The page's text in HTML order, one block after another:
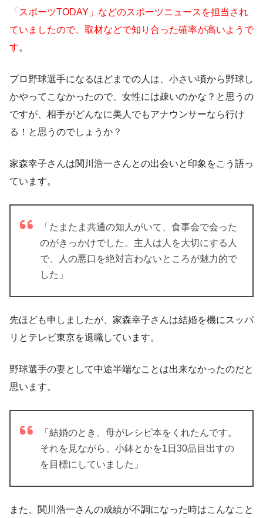
「スポーツTODAY」などのスポーツニュースを担当され
ていましたので、取材などで知り合った確率が高いようで
す。
プロ野球選手になるほどまでの人は、小さい頃から野球し
かやってこなかったので、女性には疎いのかな？と思うの
ですが、相手がどんなに美人でもアナウンサーなら行け
る！と思うのでしょうか？
家森幸子さんは関川浩一さんとの出会いと印象をこう語っ
ています。
「たまたま共通の知人がいて、食事会で会った
のがきっかけでした。主人は人を大切にする人
で、人の悪口を絶対言わないところが魅力的で
した」
先ほども申しましたが、家森幸子さんは結婚を機にスッパ
リとテレビ東京を退職しています。
野球選手の妻として中途半端なことは出来なかったのだと
思います。
「結婚のとき、母がレシピ本をくれたんです。
それを見ながら、小鉢とかを1日30品目出すの
を目標にしていました」
また、関川浩一さんの成績が不調になった時はこんなこと